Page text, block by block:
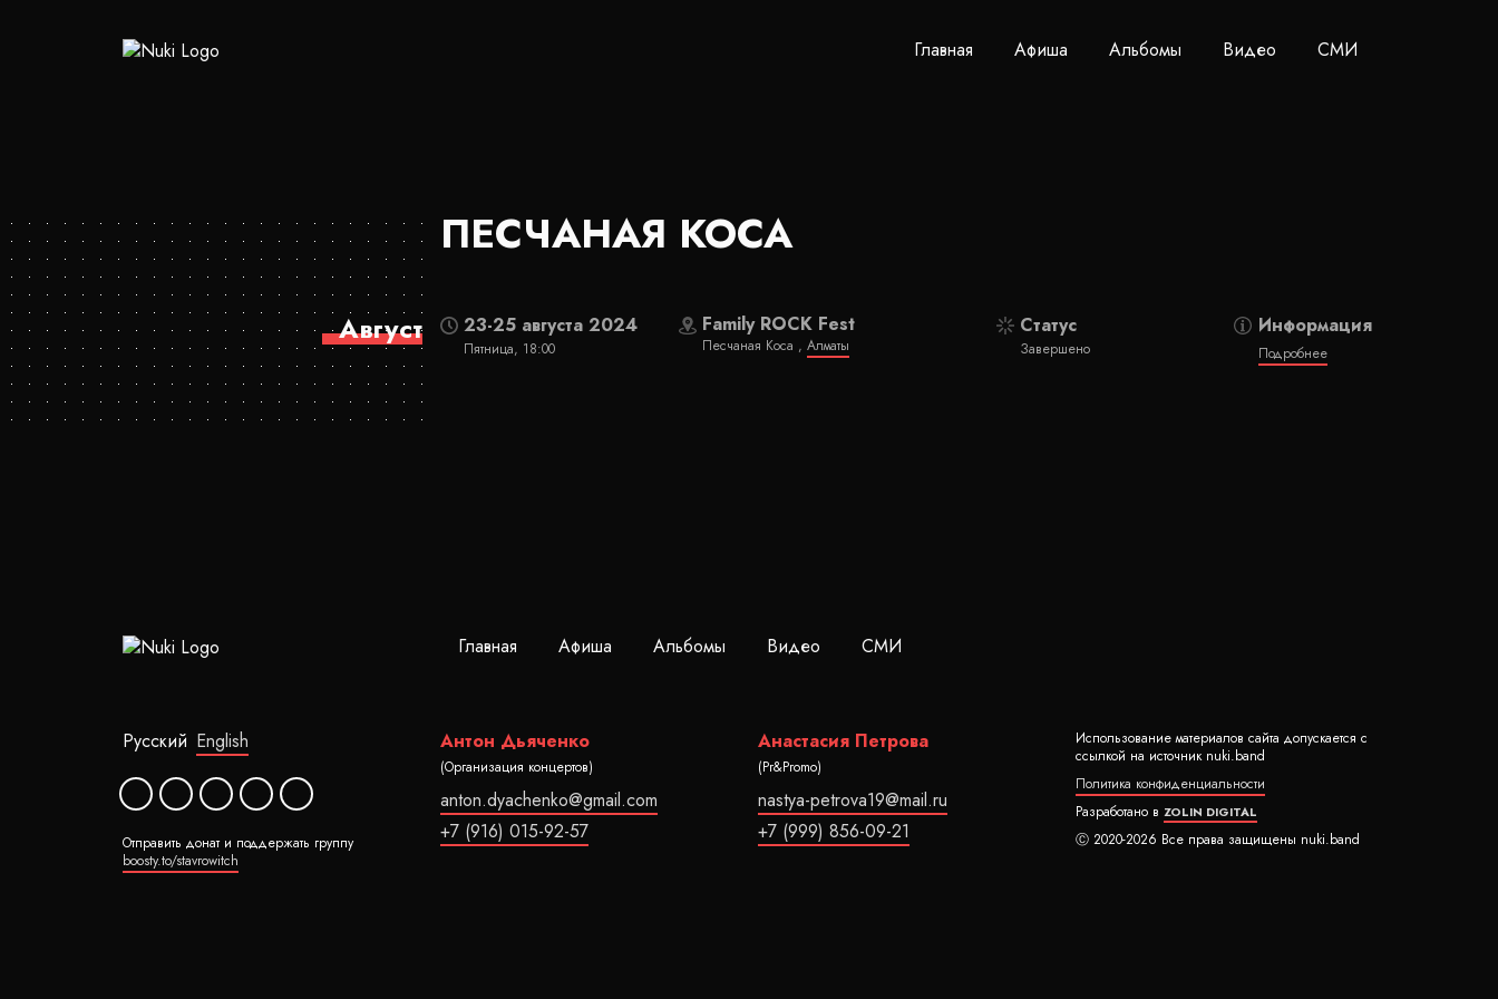
Главная Афиша Альбомы Видео СМИ
ПЕСЧАНАЯ КОСА
Август 23-25 августа 2024
Пятница, 18:00
Family ROCK Fest
Песчаная Коса , Алматы
Статус
Завершено
Информация
Подробнее
Главная Афиша Альбомы Видео СМИ
Русский English
Отправить донат и поддержать группу
boosty.to/stavrowitch
Антон Дьяченко
(Организация концертов)
anton.dyachenko@gmail.com
+7 (916) 015-92-57
Анастасия Петрова
(Pr&Promo)
nastya-petrova19@mail.ru
+7 (999) 856-09-21
Использование материалов сайта допускается с
ссылкой на источник nuki.band
Политика конфиденциальности
Разработано в ZOLIN DIGITAL
Ⓒ 2020-2026 Все права защищены nuki.band